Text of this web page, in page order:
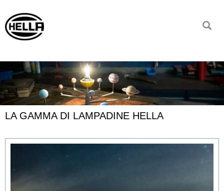
LA GAMMA DI LAMPADINE HELLA